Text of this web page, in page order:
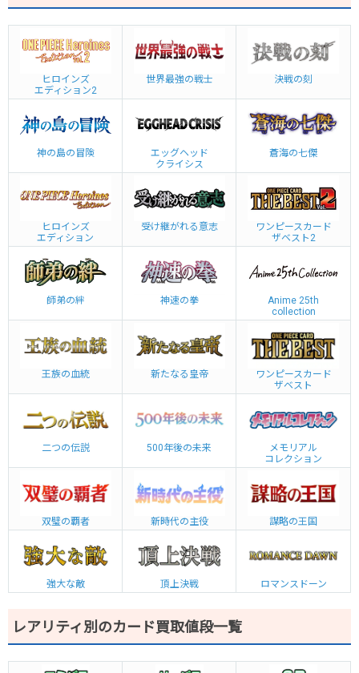
ヒロインズ
エディション2
世界最強の戦士 決戦の刻
神の島の冒険
エッグヘッド
クライシス
蒼海の七傑
ヒロインズ
エディション
受け継がれる意志
ワンピースカード
ザベスト2
師弟の絆 神速の拳
Anime 25th
collection
王族の血統 新たなる皇帝
ワンピースカード
ザベスト
二つの伝説 500年後の未来
メモリアル
コレクション
双璧の覇者 新時代の主役 謀略の王国
強大な敵 頂上決戦 ロマンスドーン
レアリティ別のカード買取値段一覧